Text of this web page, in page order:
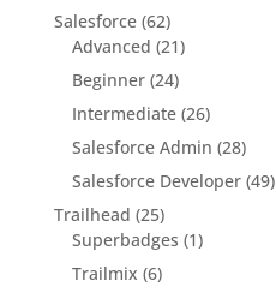
Salesforce(62)
Advanced (21)
Beginner(24)
Intermediate(26)
Salesforce Admin (28)
Salesforce Developer(49)
Trailhead (25)
Superbadges (1)
Trailmix (6)